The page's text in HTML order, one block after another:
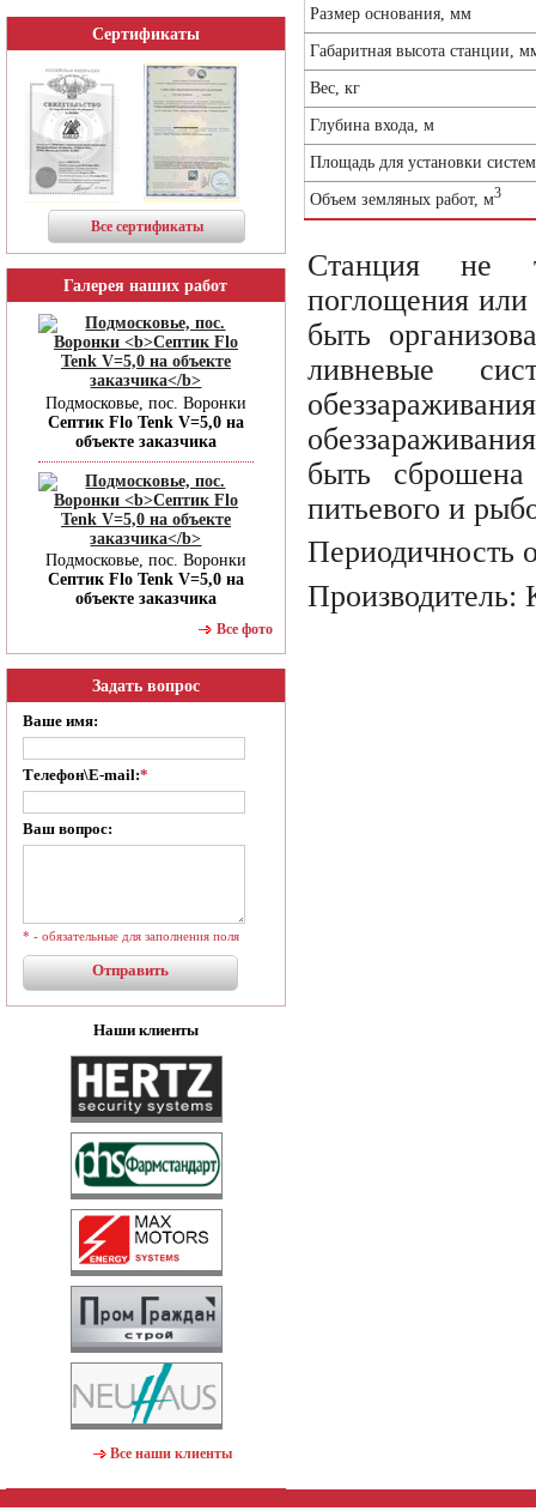
Сертификаты
Все сертификаты
Галерея наших работ
Подмосковье, пос. Воронки
Септик Flo Tenk V=5,0 на
объекте заказчика
Подмосковье, пос. Воронки
Септик Flo Tenk V=5,0 на
объекте заказчика
Все фото
Задать вопрос
Ваше имя:
Телефон\E-mail:*
Ваш вопрос:
* - обязательные для заполнения поля
Наши клиенты
Все наши клиенты
Размер основания, мм
Габаритная высота станции,
Вес, кг
Глубина входа, м
Площадь для установки
Объем земляных работ, м3
Станция не
поглощения
быть
ливневые
быть сброшена
питьевого и
Периодичность